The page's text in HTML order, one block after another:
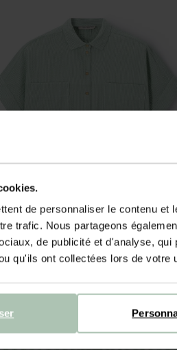
de personnaliser le contenu
trafic. Nous partageons
de publicité et d'analyse,
qu'ils ont collectées lors de votre